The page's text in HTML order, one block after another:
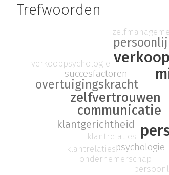
Trefwoorden
communicatie
zelfvertrouwen
overtuigingskracht
klantgerichtheid
psychologie
succesfactoren
klantrelaties
ondernemerschap
klantrelaties
verkooppsychologie